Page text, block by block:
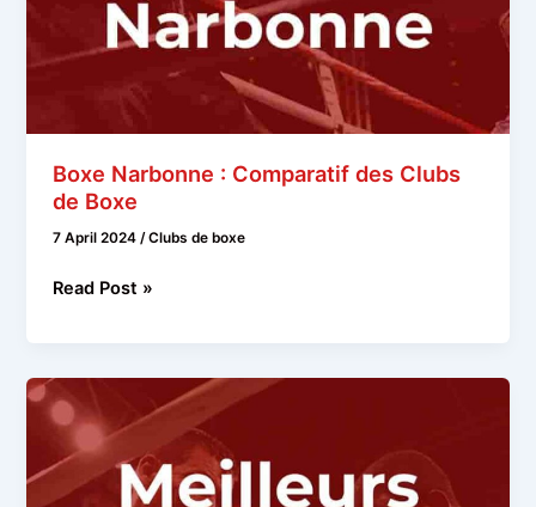
Boxe Narbonne : Comparatif des Clubs
de Boxe
7 April 2024 /Clubs de boxe
Boxe
Comparatif
des
Clubs
de
Boxe
Read Post »